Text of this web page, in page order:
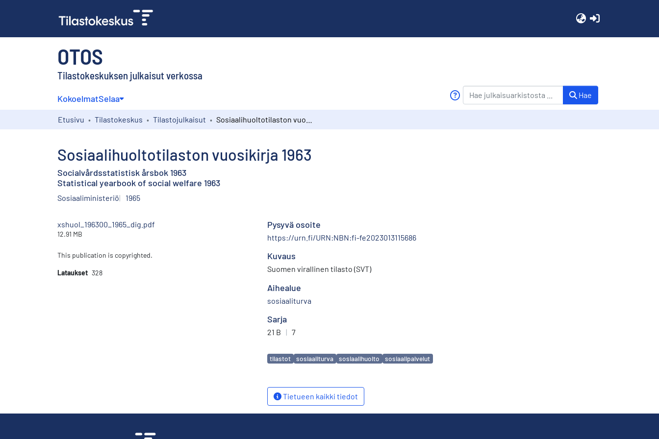
OTOS
Tilastokeskuksen julkaisut verkossa
KokoelmatSelaa Hae
Etusivu Tilastokeskus Tilastojulkaisut
Sosiaalihuoltotilaston vuosikirja 1963
Socialvårdsstatistisk årsbok 1963
Statistical yearbook of social welfare 1963
Sosiaaliministeriö 1965
xshuol_196300_1965_dig.pdf
12.91 MB
This publication is copyrighted.
Lataukset 328
Pysyvä osoite
https://urn.fi/URN:NBN:fi-fe2023013115686
Kuvaus
Suomen virallinen tilasto (SVT)
Aihealue
sosiaaliturva
Sarja
21 B | 7
Avainsanat
tilastot sosiaaliturva sosiaalihuolto sosiaalipalvelut
Tietueen kaikki tiedot